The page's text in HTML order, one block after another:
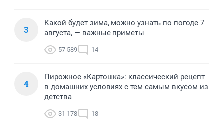
3
Какой будет зима, можно узнать по погоде 7
августа, — важные приметы
57 589 14
4
Пирожное «Картошка»: классический рецепт
в домашних условиях с тем самым вкусом из
детства
31 178 18